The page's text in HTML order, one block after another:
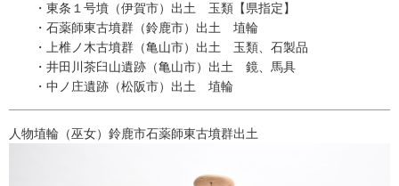
・東条１号墳（伊賀市）出土 玉類【県指定】
・石薬師東古墳群（鈴鹿市）出土 埴輪
・上椎ノ木古墳群（亀山市）出土 玉類、石製品
・井田川茶臼山遺跡（亀山市）出土 鏡、馬具
・中ノ庄遺跡（松阪市）出土 埴輪
人物埴輪（巫女）鈴鹿市石薬師東古墳群出土